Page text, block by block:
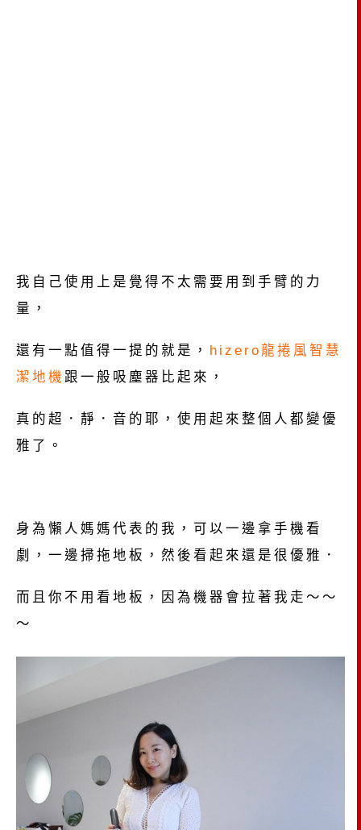
我自己使用上是覺得不太需要用到手臂的力
量，
還有一點值得一提的就是， hizero龍捲風智慧
潔地機 跟一般吸塵器比起來，
真的超．靜．音的耶，使用起來整個人都變優
雅了。
身為懶人媽媽代表的我，可以一邊拿手機看
劇，一邊掃拖地板，然後看起來還是很優雅．
而且你不用看地板，因為機器會拉著我走～～
～